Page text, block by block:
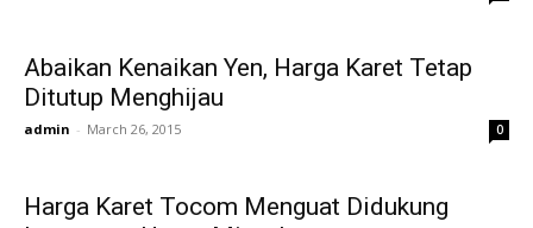
Abaikan Kenaikan Yen, Harga Karet Tetap
Ditutup Menghijau
admin - March 26, 2015 0
Harga Karet Tocom Menguat Didukung